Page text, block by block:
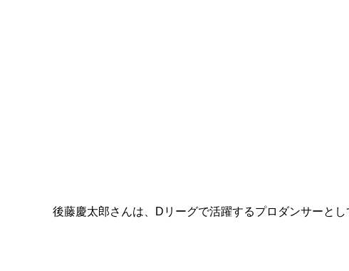
後藤慶太郎さんは、Dリーグで活躍するプロダンサーとし